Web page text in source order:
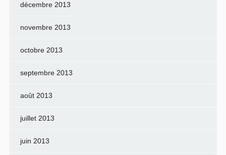
décembre 2013
novembre 2013
octobre 2013
septembre 2013
août 2013
juillet 2013
juin 2013